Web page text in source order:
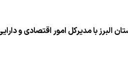
البرز با مدیرکل امور اقتصادی و